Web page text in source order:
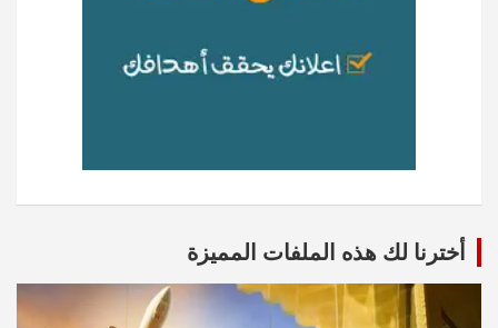
أخترنا لك هذه الملفات المميزة